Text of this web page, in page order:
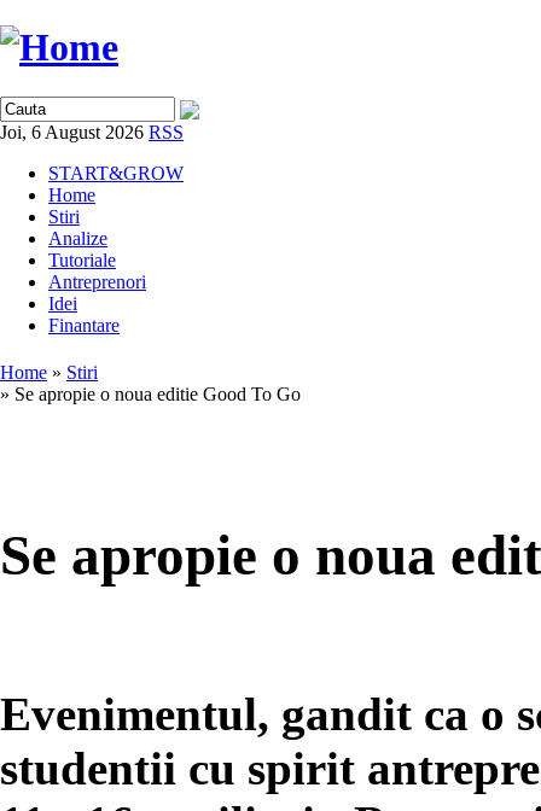
Joi, 6 August 2026 RSS
START&GROW
Home
Stiri
Analize
Tutoriale
Antreprenori
Idei
Finantare
Home » Stiri
» Se apropie o noua editie Good To Go
Se apropie o noua
Evenimentul, gandit ca o
studentii cu spirit